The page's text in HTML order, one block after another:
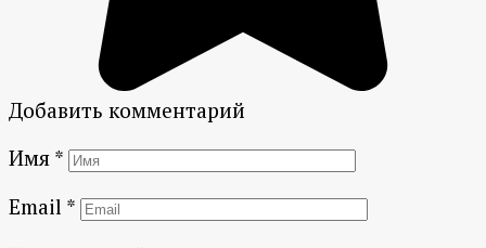
Добавить комментарий
Имя *
Email *